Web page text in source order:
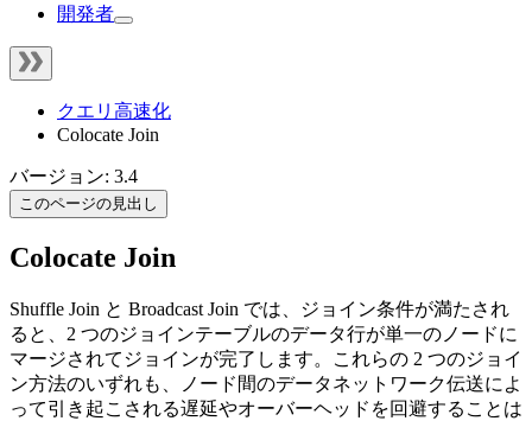
開発者
クエリ高速化
Colocate Join
バージョン: 3.4
このページの見出し
Colocate Join
Shuffle Join と Broadcast Join では、ジョイン条件が満たされ
ると、2 つのジョインテーブルのデータ行が単一のノードに
マージされてジョインが完了します。これらの 2 つのジョイ
ン方法のいずれも、ノード間のデータネットワーク伝送によ
って引き起こされる遅延やオーバーヘッドを回避することは